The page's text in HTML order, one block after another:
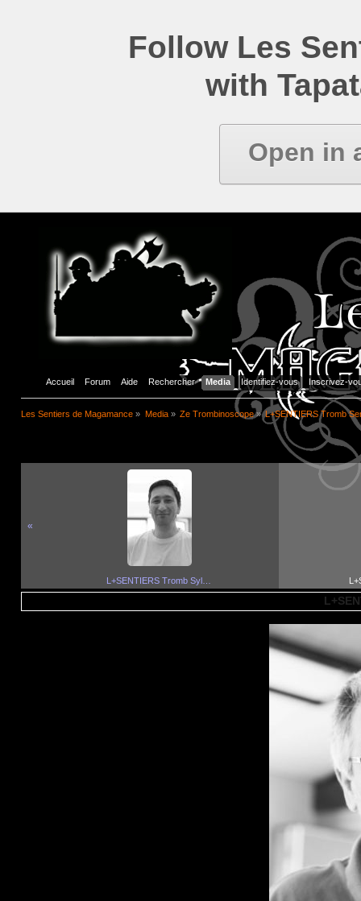
Follow Les
with
Open in
Accueil Forum Aide Rechercher Media Identifiez-vous Inscrivez-
Les Sentiers de Magamance » Media» Ze Trombinosco­pe» L+SENTIERS Tromb
«
L+SENTIERS Tromb Syl…